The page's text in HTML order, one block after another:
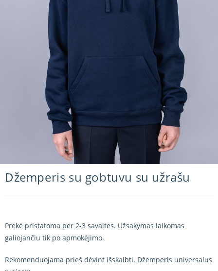
Džemperis su gobtuvu su užrašu
Prekė pristatoma per 2-3 savaites. Užsakymas laikomas
galiojančiu tik po apmokėjimo.
Rekomenduojama prieš dėvint išskalbti. Džemperis universalus